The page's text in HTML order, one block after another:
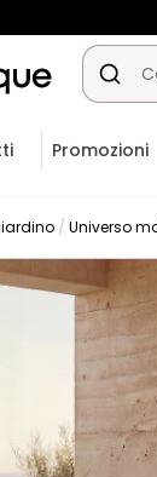
Promozioni
Universo